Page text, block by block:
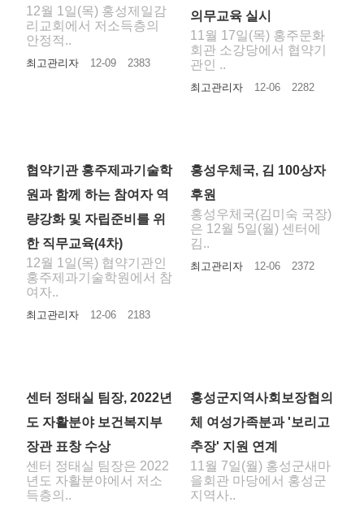
12월 1일(목) 홍성제일감
리교회에서 저소득층의
안정적..
최고관리자 12-09 2383
의무교육 실시
11월 17일(목) 홍주문화
회관 소강당에서 협약기
관인 ..
최고관리자 12-06 2282
협약기관 홍주제과기술학
원과 함께 하는 참여자 역
량강화 및 자립준비를 위
한 직무교육(4차)
12월 1일(목) 협약기관인
홍주제과기술학원에서 참
여자..
최고관리자 12-06 2183
홍성우체국, 김 100상자
후원
홍성우체국(김미숙 국장)
은 12월 5일(월) 센터에
김..
최고관리자 12-06 2372
센터 정태실 팀장, 2022년
도 자활분야 보건복지부
장관 표창 수상
센터 정태실 팀장은 2022
년도 자활분야에서 저소
득층의..
홍성군지역사회보장협의
체 여성가족분과 '보리고
추장' 지원 연계
11월 7일(월) 홍성군새마
을회관 마당에서 홍성군
지역사..